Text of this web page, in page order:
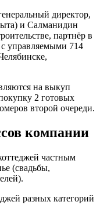
директор,
и Салманидин
партнёр в
управляемыми 714
на выкуп
2 готовых
второй очереди.
компании
частным
(свадьбы,
разных категорий